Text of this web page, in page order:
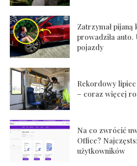
Zatrzymał
prowadziła auto.
pojazdy
Rekordowy
– coraz więcej
Na co zwrócić
Office?
użytkowników